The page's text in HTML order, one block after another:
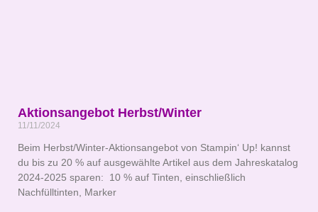
Aktionsangebot Herbst/Winter
11/11/2024
Beim Herbst/Winter-Aktionsangebot von Stampin‘ Up! kannst
du bis zu 20 % auf ausgewählte Artikel aus dem Jahreskatalog
2024-2025 sparen: 10 % auf Tinten, einschließlich
Nachfülltinten, Marker